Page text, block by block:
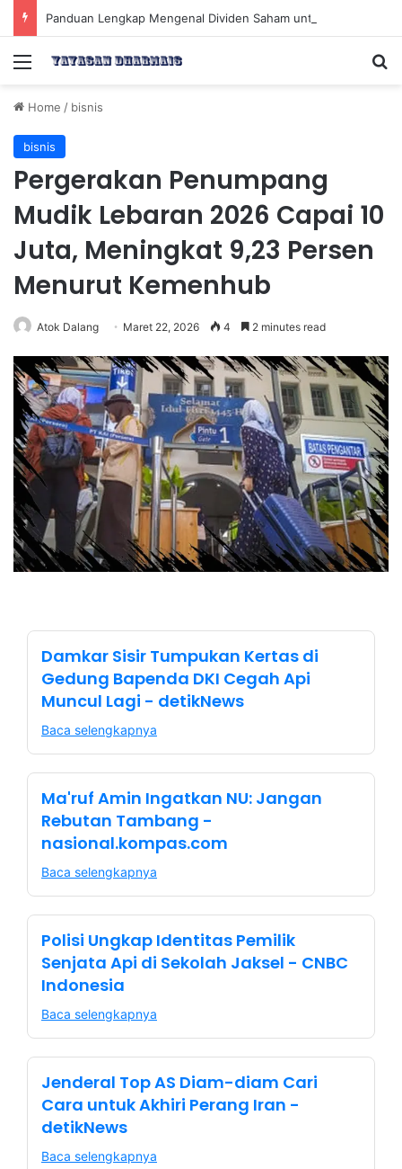
Menu
Home / bisnis
bisnis
Pergerakan Penumpang
Mudik Lebaran 2026 Capai 10
Juta, Meningkat 9,23 Persen
Menurut Kemenhub
Atok Dalang Maret 22, 2026 4 2 minutes read
Damkar Sisir Tumpukan Kertas di
Gedung Bapenda DKI Cegah Api
Muncul Lagi - detikNews
Baca selengkapnya
Ma'ruf Amin Ingatkan NU: Jangan
Rebutan Tambang -
nasional.kompas.com
Baca selengkapnya
Polisi Ungkap Identitas Pemilik
Senjata Api di Sekolah Jaksel - CNBC
Indonesia
Baca selengkapnya
Jenderal Top AS Diam-diam Cari
Cara untuk Akhiri Perang Iran -
detikNews
Baca selengkapnya